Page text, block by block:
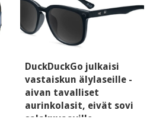
DuckDuckGo julkaisi
vastaiskun älylaseille -
aivan tavalliset
aurinkolasit, eivät sovi
salakuvaaville